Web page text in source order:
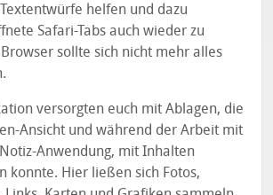
helfen und dazu
Safari-Tabs auch wieder zu
sollte sich nicht mehr alles
versorgten euch mit Ablagen, die
Ansicht und während der Arbeit mit
Anwendung, mit Inhalten
konnte. Hier ließen sich Fotos,